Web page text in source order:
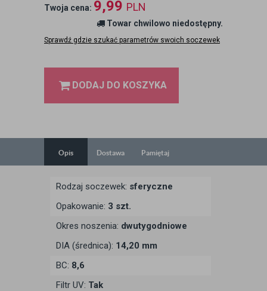
Twoja cena: 9,99 PLN
Towar chwilowo niedostępny.
Sprawdź gdzie szukać parametrów swoich soczewek
DODAJ DO KOSZYKA
Opis Dostawa Pamiętaj
Rodzaj soczewek: sferyczne
Opakowanie: 3 szt.
Okres noszenia: dwutygodniowe
DIA (średnica): 14,20 mm
BC: 8,6
Filtr UV: Tak